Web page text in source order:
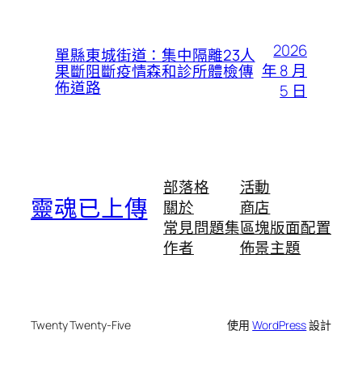
單縣東城街道：集中隔離23人
果斷阻斷疫情森和診所體檢傳
佈道路
2026
年 8 月
5 日
靈魂已上傳
部落格
關於
常見問題集
作者
活動
商店
區塊版面配置
佈景主題
Twenty Twenty-Five 使用WordPress設計